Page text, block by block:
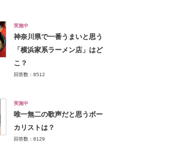
実施中
神奈川県で一番うまいと思う
「横浜家系ラーメン店」はど
こ？
回答数：8512
実施中
唯一無二の歌声だと思うボー
カリストは？
回答数：8129